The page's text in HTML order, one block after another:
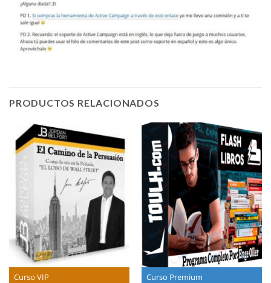
PRODUCTOS RELACIONADOS
Curso VIP Curso Premium